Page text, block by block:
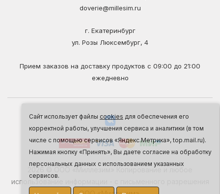
Сайт использует файлы cookies для обеспечения его
корректной работы, улучшения сервиса и аналитики (в том
числе с помощью сервисов «Яндекс.Метрика», top.mail.ru).
Нажимая кнопку «Принять», Вы даете согласие на обработку
персональных данных с использованием указанных
сервисов.
doverie@millesim.ru
г. Екатеринбург
ул. Розы Люксембург, 4
Прием заказов на доставку продуктов с 09:00 до 21:00
ежедневно
2026 © ООО «Миллезим» Копирование и любое
использование информации - с письменного разрешения